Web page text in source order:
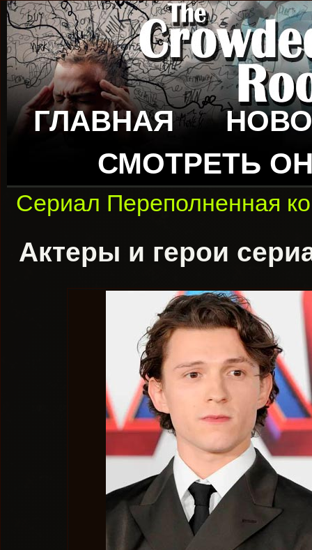
ГЛАВНАЯ
СМОТРЕТЬ
Сериал Переполненная
Актеры и герои